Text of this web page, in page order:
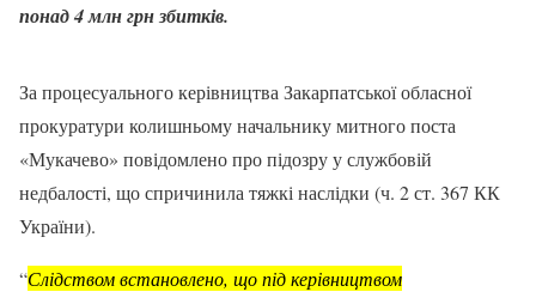
понад 4 млн грн збитків.
За процесуального керівництва Закарпатської обласної
прокуратури колишньому начальнику митного поста
«Мукачево» повідомлено про підозру у службовій
недбалості, що спричинила тяжкі наслідки (ч. 2 ст. 367 КК
України).
“Слідством встановлено, що під керівництвом